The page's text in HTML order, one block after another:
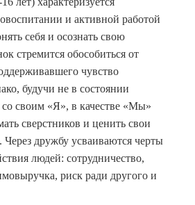
и активной работой
себя и осознать свою
стремится обособиться от
чувство
будучи не в состоянии
со своим «Я», в качестве «Мы»
сверстников и ценить свои
дружбу усваиваются черты
людей: сотрудничество,
риск ради другого и